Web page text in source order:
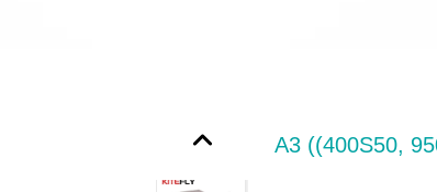
A3 ((400S50,